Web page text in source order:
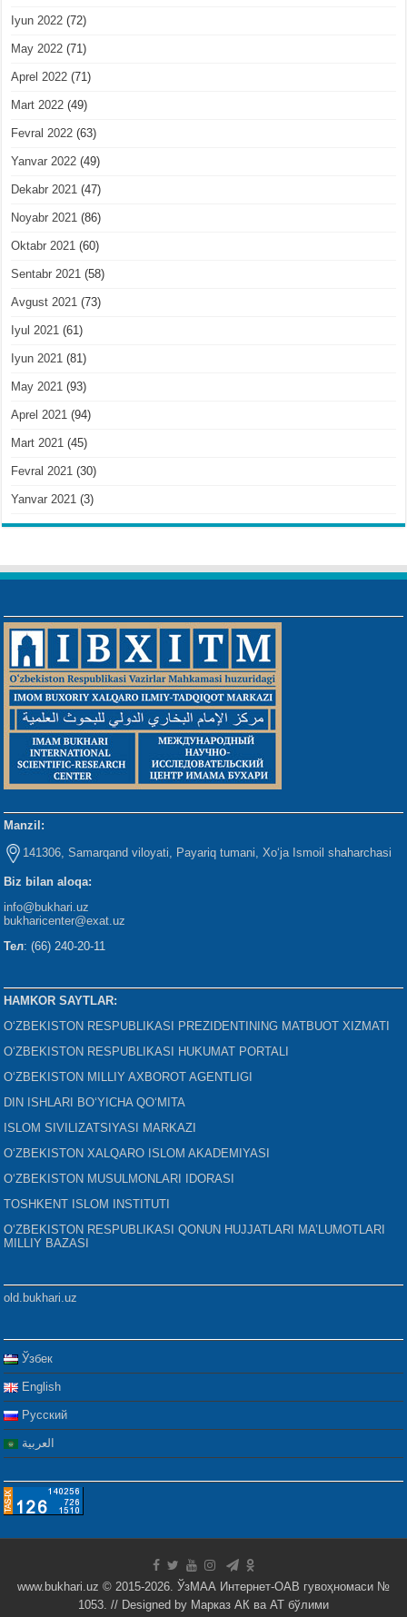
Iyun 2022 (72)
May 2022 (71)
Aprel 2022 (71)
Mart 2022 (49)
Fevral 2022 (63)
Yanvar 2022 (49)
Dekabr 2021 (47)
Noyabr 2021 (86)
Oktabr 2021 (60)
Sentabr 2021 (58)
Avgust 2021 (73)
Iyul 2021 (61)
Iyun 2021 (81)
May 2021 (93)
Aprel 2021 (94)
Mart 2021 (45)
Fevral 2021 (30)
Yanvar 2021 (3)
Manzil:
141306, Samarqand viloyati, Payariq tumani, Xo‘ja Ismoil shaharchasi
Biz bilan aloqa:
info@bukhari.uz
bukharicenter@exat.uz
Тел: (66) 240-20-11
HAMKOR SAYTLAR:
O‘ZBEKISTON RESPUBLIKASI PREZIDENTINING MATBUOT XIZMATI
O‘ZBEKISTON RESPUBLIKASI HUKUMAT PORTALI
O‘ZBEKISTON MILLIY AXBOROT AGENTLIGI
DIN ISHLARI BO‘YICHA QO‘MITA
ISLOM SIVILIZATSIYASI MARKAZI
O‘ZBEKISTON XALQARO ISLOM AKADEMIYASI
O‘ZBEKISTON MUSULMONLARI IDORASI
TOSHKENT ISLOM INSTITUTI
O‘ZBEKISTON RESPUBLIKASI QONUN HUJJATLARI MA’LUMOTLARI
MILLIY BAZASI
old.bukhari.uz
Ўзбек
English
Русский
العربية
www.bukhari.uz © 2015-2026. ЎзМАА Интернет-ОАВ гувоҳномаси №
1053. // Designed by Марказ АК ва АТ бўлими